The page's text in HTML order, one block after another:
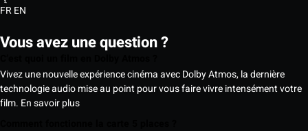
FREN
Vous avez une question ?
Vivez une nouvelle expérience cinéma avec Dolby Atmos, la dernière
technologie audio mise au point pour vous faire vivre intensément votre
film. En savoir plus